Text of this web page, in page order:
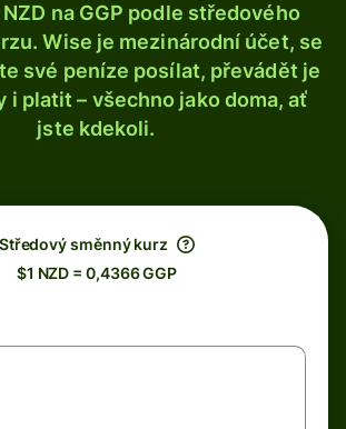
na GGP podle středového
Wise je mezinárodní účet, se
své peníze posílat, převádět je
i platit – všechno jako doma, ať
jste kdekoli.
Středový směnný kurz
$1 NZD = 0,4366 GGP